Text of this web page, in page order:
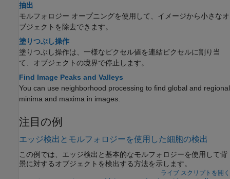
抽出
モルフォロジー オープニングを使用して、イメージから小さなオ
ブジェクトを除去できます。
塗りつぶし操作
塗りつぶし操作は、一様なピクセル値を連結ピクセルに割り当
て、オブジェクトの境界で停止します。
Find Image Peaks and Valleys
You can use neighborhood processing to find global and regional
minima and maxima in images.
注目の例
エッジ検出とモルフォロジーを使用した細胞の検出
この例では、エッジ検出と基本的なモルフォロジーを使用して背
景に対するオブジェクトを検出する方法を示します。
ライブ スクリプトを開く